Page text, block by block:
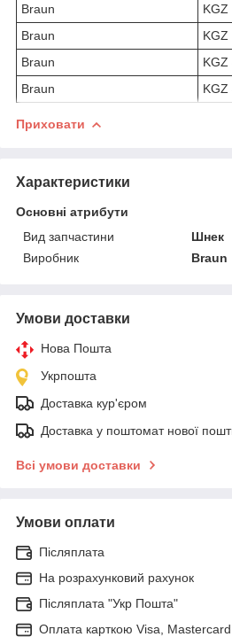
Braun
KGZ
Braun
KGZ
Braun
KGZ
Braun
KGZ
Приховати
Характеристики
Основні атрибути
Вид запчастини
Шнек
Виробник
Braun
Умови доставки
Нова Пошта
Укрпошта
Доставка кур'єром
Доставка у поштомат нової
Всі умови доставки
Умови оплати
Післяплата
На розрахунковий рахунок
Післяплата "Укр Пошта"
Оплата карткою Visa,